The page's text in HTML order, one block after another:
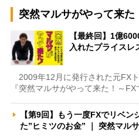
突然マルサがやって来た
【最終回】1億
入れたプライス
2009年12月に発行された元FX
『突然マルサがやって来た！～
【第9回】もう一度FXでリベ
た”ヒミツのお金” ｜ 突然マル